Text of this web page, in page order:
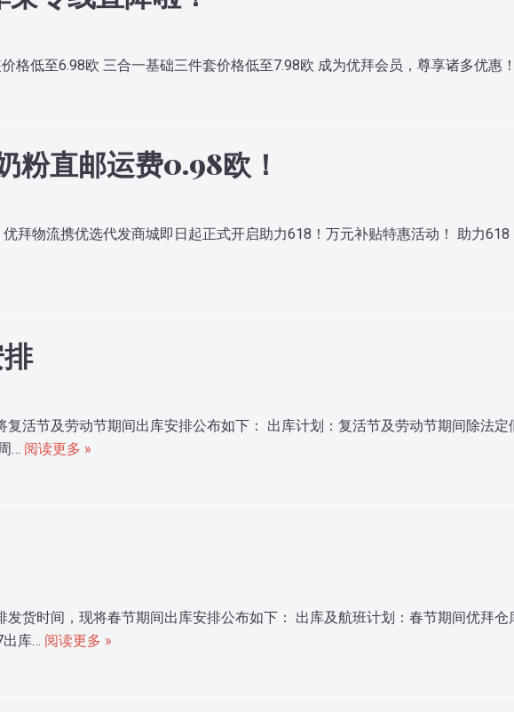
格低至6.98欧 三合一基础三件套价格低至7.98欧 成为优拜会员，尊享诸多优惠！
粉直邮运费0.98欧！
拜物流携优选代发商城即日起正式开启助力618！万元补贴特惠活动！ 助力
活节及劳动节期间出库安排公布如下： 出库计划：复活节及劳动节期间除法
… 阅读更多 »
货时间，现将春节期间出库安排公布如下： 出库及航班计划：春节期间优拜
出库… 阅读更多 »